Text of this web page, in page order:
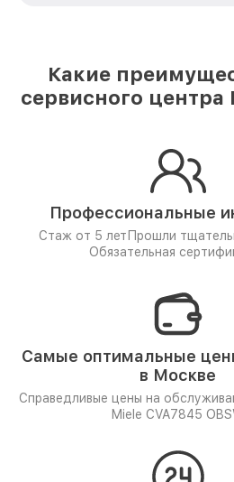
Какие
сервисного центра
Профессиональные
Стаж от 5 лет Прошли
Обязательная
Самые оптимальные
в Москве
Справедливые цены на
Miele CVA7845